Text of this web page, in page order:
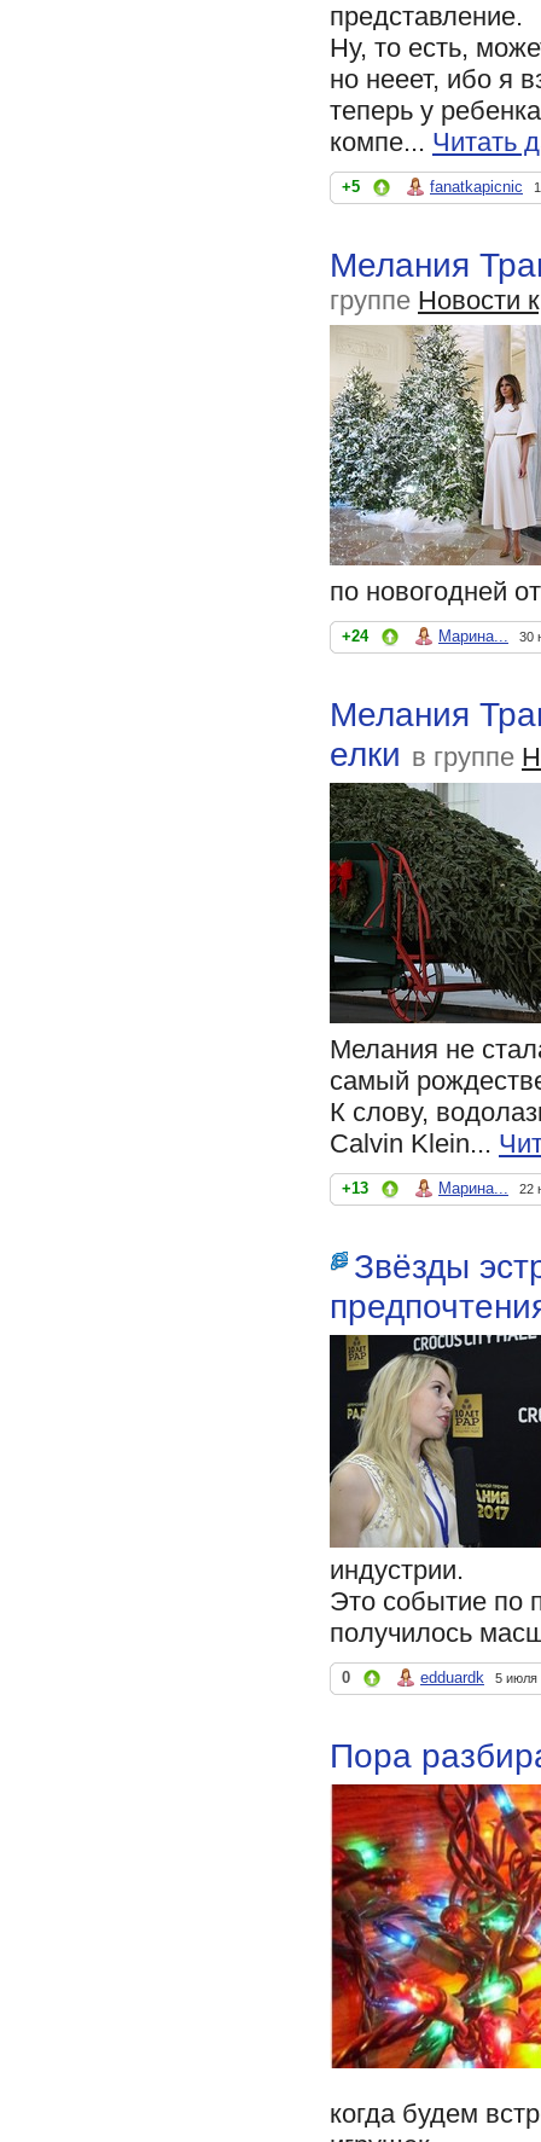
представление.
Ну, то есть,
но нееет, ибо я
теперь у
компе... Читать
+5 fanatkapicnic
Мелания
группе Новости
по новогодней
+24 Марина... 30
Мелания
елки в группе
Мелания не
самый
К слову,
Calvin Klein...
+13 Марина... 22
Звёзды
индустрии.
Это событие по
получилось
0 edduardk 5 июля
Пора
когда будем